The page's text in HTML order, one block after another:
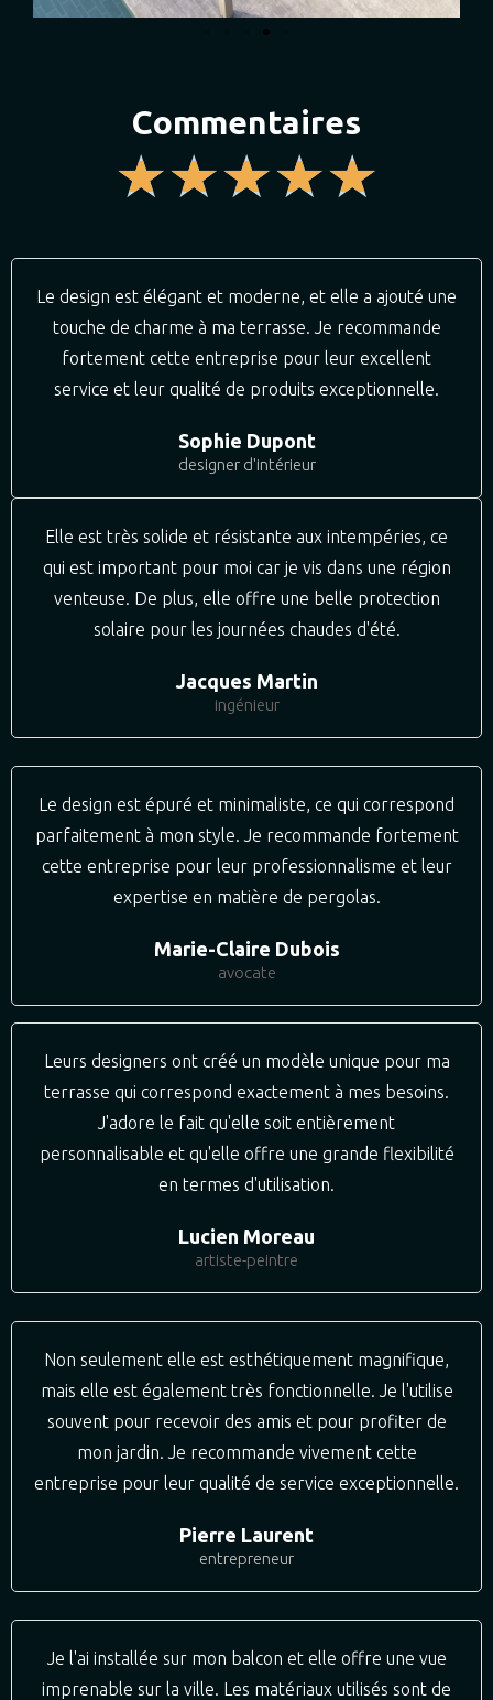
Commentaires
★★★★★
Le design est élégant et moderne, et elle a ajouté une
touche de charme à ma terrasse. Je recommande
fortement cette entreprise pour leur excellent
service et leur qualité de produits exceptionnelle.
Sophie Dupont
designer d'intérieur
Elle est très solide et résistante aux intempéries, ce
qui est important pour moi car je vis dans une région
venteuse. De plus, elle offre une belle protection
solaire pour les journées chaudes d'été.
Jacques Martin
ingénieur
Le design est épuré et minimaliste, ce qui correspond
parfaitement à mon style. Je recommande fortement
cette entreprise pour leur professionnalisme et leur
expertise en matière de pergolas.
Marie-Claire Dubois
avocate
Leurs designers ont créé un modèle unique pour ma
terrasse qui correspond exactement à mes besoins.
J'adore le fait qu'elle soit entièrement
personnalisable et qu'elle offre une grande flexibilité
en termes d'utilisation.
Lucien Moreau
artiste-peintre
Non seulement elle est esthétiquement magnifique,
mais elle est également très fonctionnelle. Je l'utilise
souvent pour recevoir des amis et pour profiter de
mon jardin. Je recommande vivement cette
entreprise pour leur qualité de service exceptionnelle.
Pierre Laurent
entrepreneur
Je l'ai installée sur mon balcon et elle offre une vue
imprenable sur la ville. Les matériaux utilisés sont de